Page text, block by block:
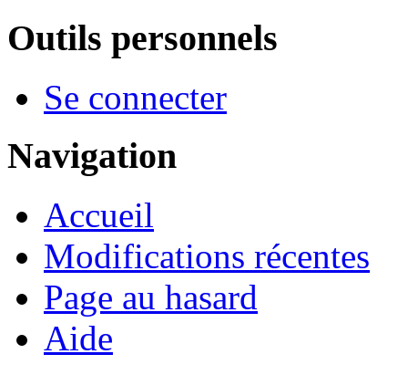
Outils personnels
Se connecter
Navigation
Accueil
Modifications récentes
Page au hasard
Aide